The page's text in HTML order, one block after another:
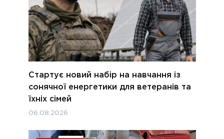
Стартує новий набір на навчання із
сонячної енергетики для ветеранів та
їхніх сімей
06.08.2026